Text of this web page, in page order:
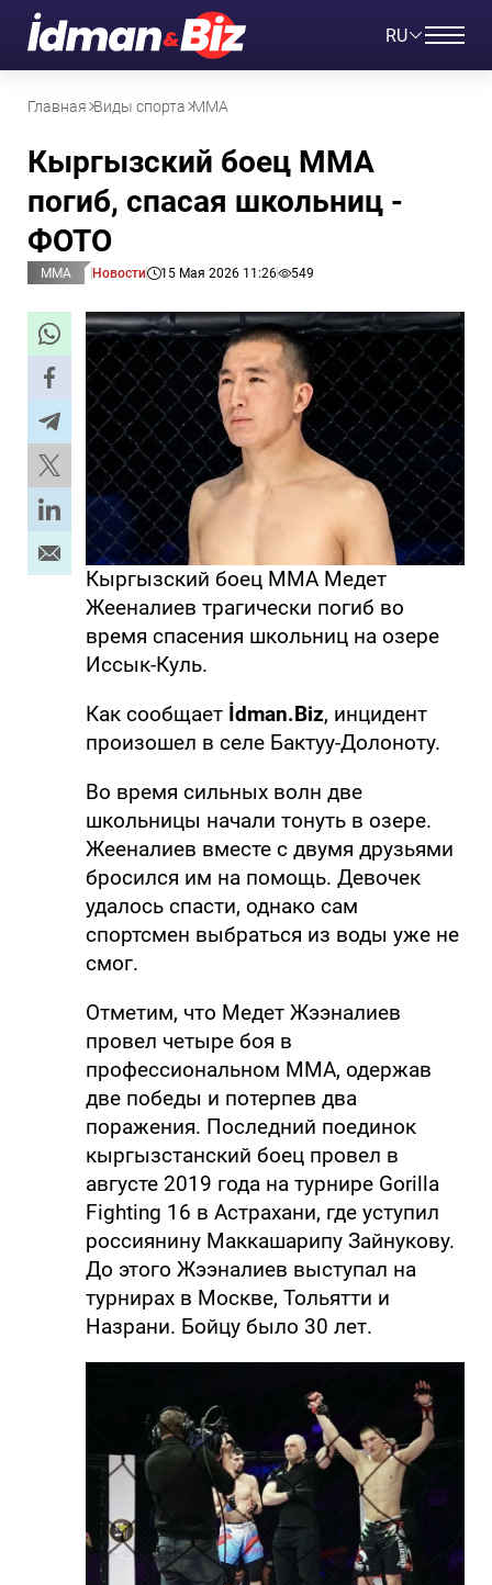
RU
Главная Виды спорта ММА
Кыргызский боец ММА
погиб, спасая школьниц -
ФОТО
ММА Новости 15 Мая 2026 11:26 549
Кыргызский боец ММА Медет
Жееналиев трагически погиб во
время спасения школьниц на озере
Иссык-Куль.
Как сообщает İdman.Biz, инцидент
произошел в селе Бактуу-Долоноту.
Во время сильных волн две
школьницы начали тонуть в озере.
Жееналиев вместе с двумя друзьями
бросился им на помощь. Девочек
удалось спасти, однако сам
спортсмен выбраться из воды уже не
смог.
Отметим, что Медет Жээналиев
провел четыре боя в
профессиональном ММА, одержав
две победы и потерпев два
поражения. Последний поединок
кыргызстанский боец провел в
августе 2019 года на турнире Gorilla
Fighting 16 в Астрахани, где уступил
россиянину Маккашарипу Зайнукову.
До этого Жээналиев выступал на
турнирах в Москве, Тольятти и
Назрани. Бойцу было 30 лет.